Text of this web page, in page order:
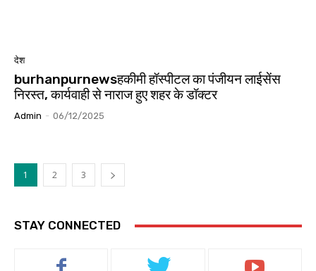
देश
burhanpurnewsहकीमी हॉस्पीटल का पंजीयन लाईसेंस
निरस्त, कार्यवाही से नाराज हुए शहर के डॉक्टर
Admin - 06/12/2025
1 2 3
STAY CONNECTED